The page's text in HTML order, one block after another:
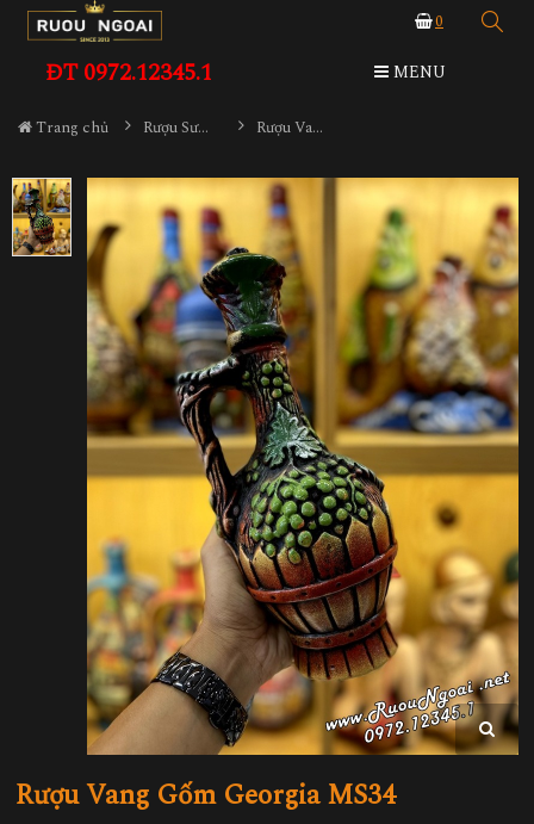
0
ĐT 0972.12345.1 MENU
Trang chủ Rượu Sưu Tầm - Nga Rượu Vang Gốm Georgia MS34
Rượu Vang Gốm Georgia MS34